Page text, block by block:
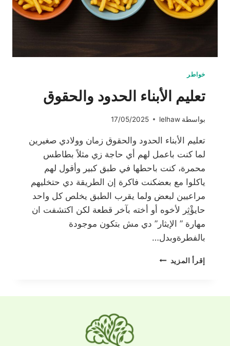
خواطر
تعليم الأبناء الحدود والحقوق
بواسطة lelhaw
17/05/2025
تعليم الأبناء الحدود والحقوق زمان وولادي صغيرين
لما كنت باعمل لهم أي حاجة زي مثلاً بطاطس
محمرة، كنت باحطها في طبق كبير وأقول لهم
ياكلوا مع بعضكنت فاكرة إن الطريقة دي حتخليهم
مراعيين لبعض ولما يقرب الطبق يخلص كل واحد
حايؤْثِر لأخوه أو أخته بآخر قطعة لكن اكتشفت ان
مهارة ” الإيثار” دي مش بتكون موجودة
بالفطرةوبدل…
إقرأ المزيد تعليم